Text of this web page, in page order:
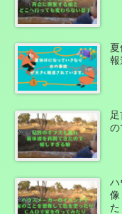
報
の
ハ
像
た